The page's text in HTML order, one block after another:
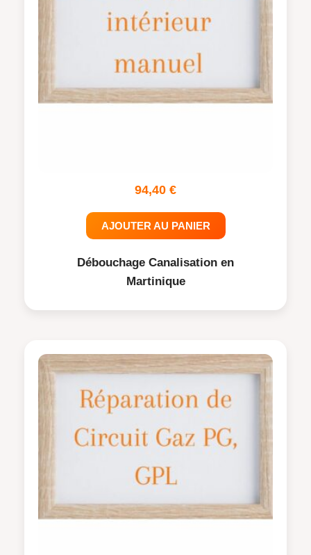
94,40 €
AJOUTER AU PANIER
Débouchage Canalisation en
Martinique